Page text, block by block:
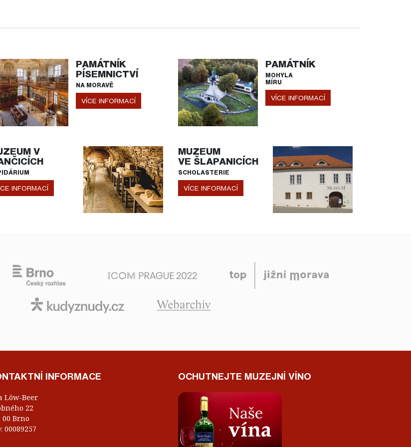
PAMÁTNÍK
PÍSEMNICTVÍ
NA MORAVĚ
VÍCE INFORMACÍ
PAMÁTNÍK
MOHYLA
MÍRU
VÍCE INFORMACÍ
V
INFORMACÍ
MUZEUM
VE ŠLAPANICÍCH
SCHOLASTERIE
VÍCE INFORMACÍ
INFORMACE
Löw-Beer
22
00 Brno
00089257
OCHUTNEJTE MUZEJNÍ VÍNO